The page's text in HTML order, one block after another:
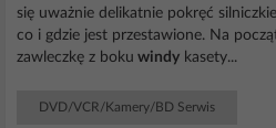
się uważnie delikatnie pokręć
co i gdzie jest przestawione. Na
zawleczkę z boku windy kasety...
DVD/VCR/Kamery/BD Serwis